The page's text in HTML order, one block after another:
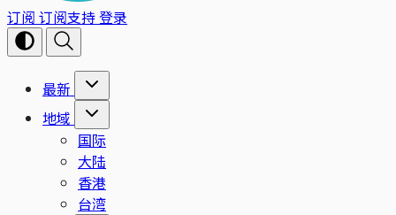
订阅 订阅支持登录
最新
地域
国际
大陆
香港
台湾